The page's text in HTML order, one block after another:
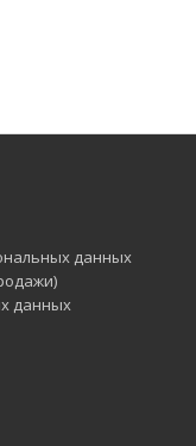
данных
данных